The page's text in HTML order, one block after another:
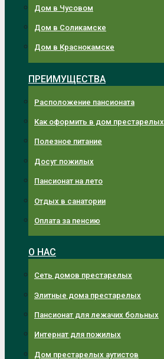
Дом в Чусовом
Дом в Соликамске
Дом в Краснокамске
ПРЕИМУЩЕСТВА
Расположение пансионата
Как оформить в дом престарелых
Полезное питание
Досуг пожилых
Пансионат на лето
Отдых в санатории
Оплата за пенсию
О НАС
Сеть домов престарелых
Элитные дома престарелых
Пансионат для лежачих больных
Интернат для пожилых
Дом престарелых аутистов